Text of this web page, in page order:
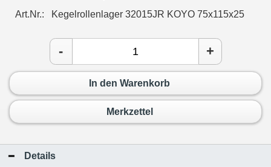
Art.Nr.: Kegelrollenlager 32015JR KOYO 75x115x25
- +
In den Warenkorb
Merkzettel
Details